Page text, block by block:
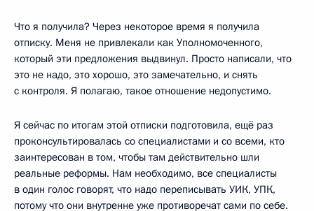
Что я получила? Через некоторое время я получила
отписку. Меня не привлекали как Уполномоченного,
который эти предложения выдвинул. Просто написали, что
это не надо, это хорошо, это замечательно, и снять
с контроля. Я полагаю, такое отношение недопустимо.
Я сейчас по итогам этой отписки подготовила, ещё раз
проконсультировалась со специалистами и со всеми, кто
заинтересован в том, чтобы там действительно шли
реальные реформы. Нам необходимо, все специалисты
в один голос говорят, что надо переписывать УИК, УПК,
потому что они внутренне уже противоречат сами по себе.